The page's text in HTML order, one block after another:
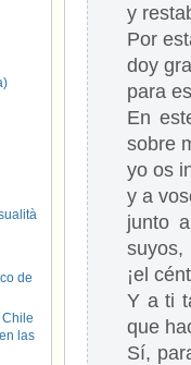
y
Por
doy
para
En
sobre
yo os
y a
junto
suyos,
¡el
Y a ti
que
Sí,
de
las